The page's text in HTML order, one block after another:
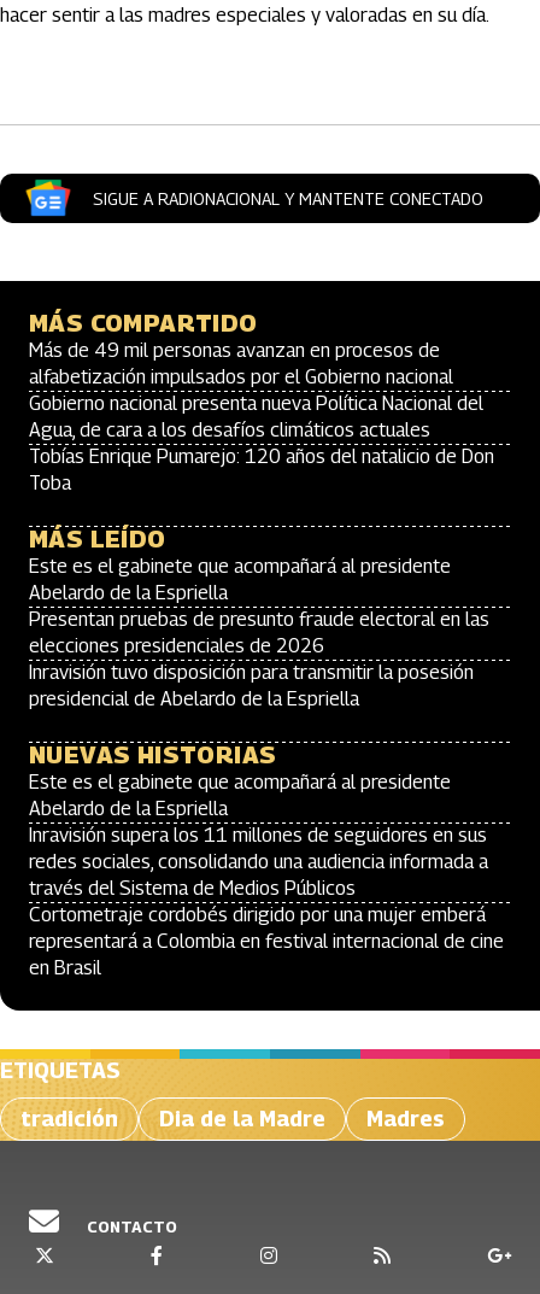
hacer sentir a las madres especiales y valoradas en su día.
SIGUE A RADIONACIONAL Y MANTENTE CONECTADO
MÁS COMPARTIDO
Más de 49 mil personas avanzan en procesos de
alfabetización impulsados por el Gobierno nacional
Gobierno nacional presenta nueva Política Nacional del
Agua, de cara a los desafíos climáticos actuales
Tobías Enrique Pumarejo: 120 años del natalicio de Don
Toba
MÁS LEÍDO
Este es el gabinete que acompañará al presidente
Abelardo de la Espriella
Presentan pruebas de presunto fraude electoral en las
elecciones presidenciales de 2026
Inravisión tuvo disposición para transmitir la posesión
presidencial de Abelardo de la Espriella
NUEVAS HISTORIAS
Este es el gabinete que acompañará al presidente
Abelardo de la Espriella
Inravisión supera los 11 millones de seguidores en sus
redes sociales, consolidando una audiencia informada a
través del Sistema de Medios Públicos
Cortometraje cordobés dirigido por una mujer emberá
representará a Colombia en festival internacional de cine
en Brasil
ETIQUETAS
tradición
Dia de la Madre Madres
CONTACTO